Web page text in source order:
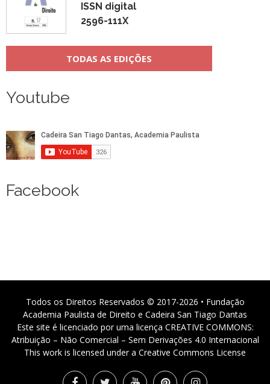
ISSN digital
2596-111X
TODAS AS EDIÇÕES
Youtube
Facebook
Todos os Direitos Reservados © 2017-2026 • Fundação
Academia Paulista de Direito e Cadeira San Tiago Dantas
Este site é licenciado por uma licença CREATIVE COMMONS:
Atribuição – Não Comercial – Sem Derivações 4.0 Internacional
This work is licensed under a Creative Commons License